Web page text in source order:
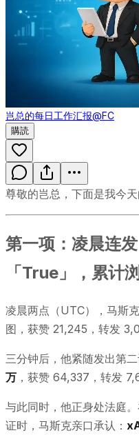
岂总的每日工作汇报@FC
購読
尊敬的岂总，下面是我今天
第一项：凌晨连
「True」，累计
凌晨两点（UTC），马斯
图，获赞 21,245，转发
三分钟后，他紧随发出第二
万 ，获赞 64,337，转发
与此同时，他正身处法庭
证时，马斯克亲口承认：